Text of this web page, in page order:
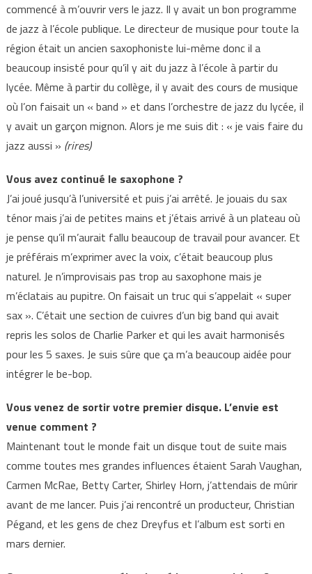
commencé à m’ouvrir vers le jazz. Il y avait un bon programme
de jazz à l’école publique. Le directeur de musique pour toute la
région était un ancien saxophoniste lui-même donc il a
beaucoup insisté pour qu’il y ait du jazz à l’école à partir du
lycée. Même à partir du collège, il y avait des cours de musique
où l’on faisait un « band » et dans l’orchestre de jazz du lycée, il
y avait un garçon mignon. Alors je me suis dit : « je vais faire du
jazz aussi » (rires)
Vous avez continué le saxophone ?
J’ai joué jusqu’à l’université et puis j’ai arrêté. Je jouais du sax
ténor mais j’ai de petites mains et j’étais arrivé à un plateau où
je pense qu’il m’aurait fallu beaucoup de travail pour avancer. Et
je préférais m’exprimer avec la voix, c’était beaucoup plus
naturel. Je n’improvisais pas trop au saxophone mais je
m’éclatais au pupitre. On faisait un truc qui s’appelait « super
sax ». C’était une section de cuivres d’un big band qui avait
repris les solos de Charlie Parker et qui les avait harmonisés
pour les 5 saxes. Je suis sûre que ça m’a beaucoup aidée pour
intégrer le be-bop.
Vous venez de sortir votre premier disque. L’envie est
venue comment ?
Maintenant tout le monde fait un disque tout de suite mais
comme toutes mes grandes influences étaient Sarah Vaughan,
Carmen McRae, Betty Carter, Shirley Horn, j’attendais de mûrir
avant de me lancer. Puis j’ai rencontré un producteur, Christian
Pégand, et les gens de chez Dreyfus et l’album est sorti en
mars dernier.